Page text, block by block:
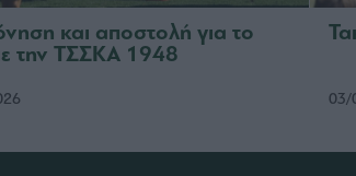
και αποστολή για το
την ΤΣΣΚΑ 1948
03/